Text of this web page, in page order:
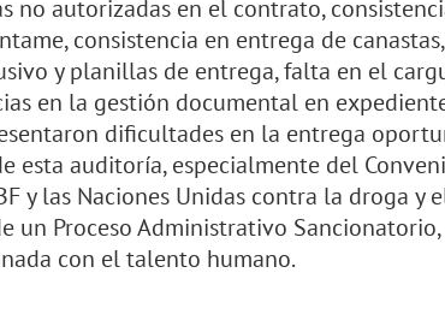
no autorizadas en el contrato,
consistencia en entrega de
y planillas de entrega, falta en el
en la gestión documental en
dificultades en la entrega
esta auditoría, especialmente del
y las Naciones Unidas contra la droga y
un Proceso Administrativo
con el talento humano.